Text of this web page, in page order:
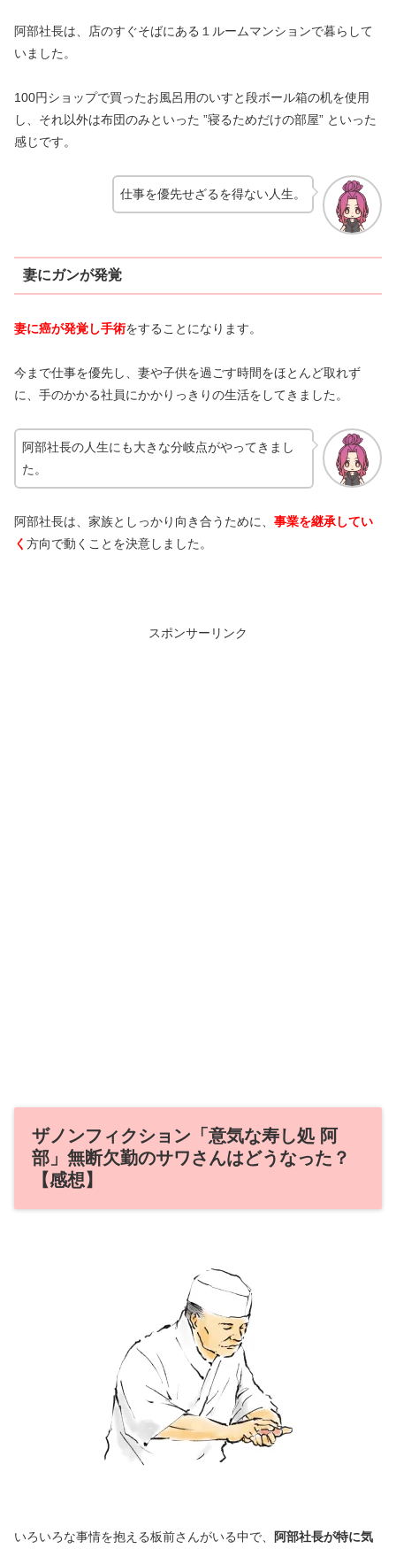
阿部社長は、店のすぐそばにある１ルームマンションで暮らして
いました。
100円ショップで買ったお風呂用のいすと段ボール箱の机を使用
し、それ以外は布団のみといった ”寝るためだけの部屋” といった
感じです。
仕事を優先せざるを得ない人生。
妻にガンが発覚
妻に癌が発覚し手術をすることになります。
今まで仕事を優先し、妻や子供を過ごす時間をほとんど取れず
に、手のかかる社員にかかりっきりの生活をしてきました。
阿部社長の人生にも大きな分岐点がやってきまし
た。
阿部社長は、家族としっかり向き合うために、 事業を継承してい
く 方向で動くことを決意しました。
スポンサーリンク
ザノンフィクション「意気な寿し処 阿
部」無断欠勤のサワさんはどうなった？
【感想】
いろいろな事情を抱える板前さんがいる中で、 阿部社長が特に気